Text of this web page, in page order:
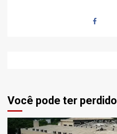
Você pode ter perdido